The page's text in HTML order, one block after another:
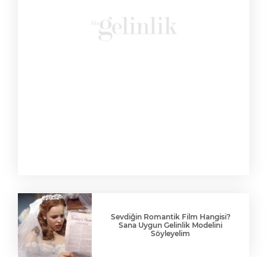
Sevdiğin Romantik Film Hangisi?
Sana Uygun Gelinlik Modelini
Söyleyelim